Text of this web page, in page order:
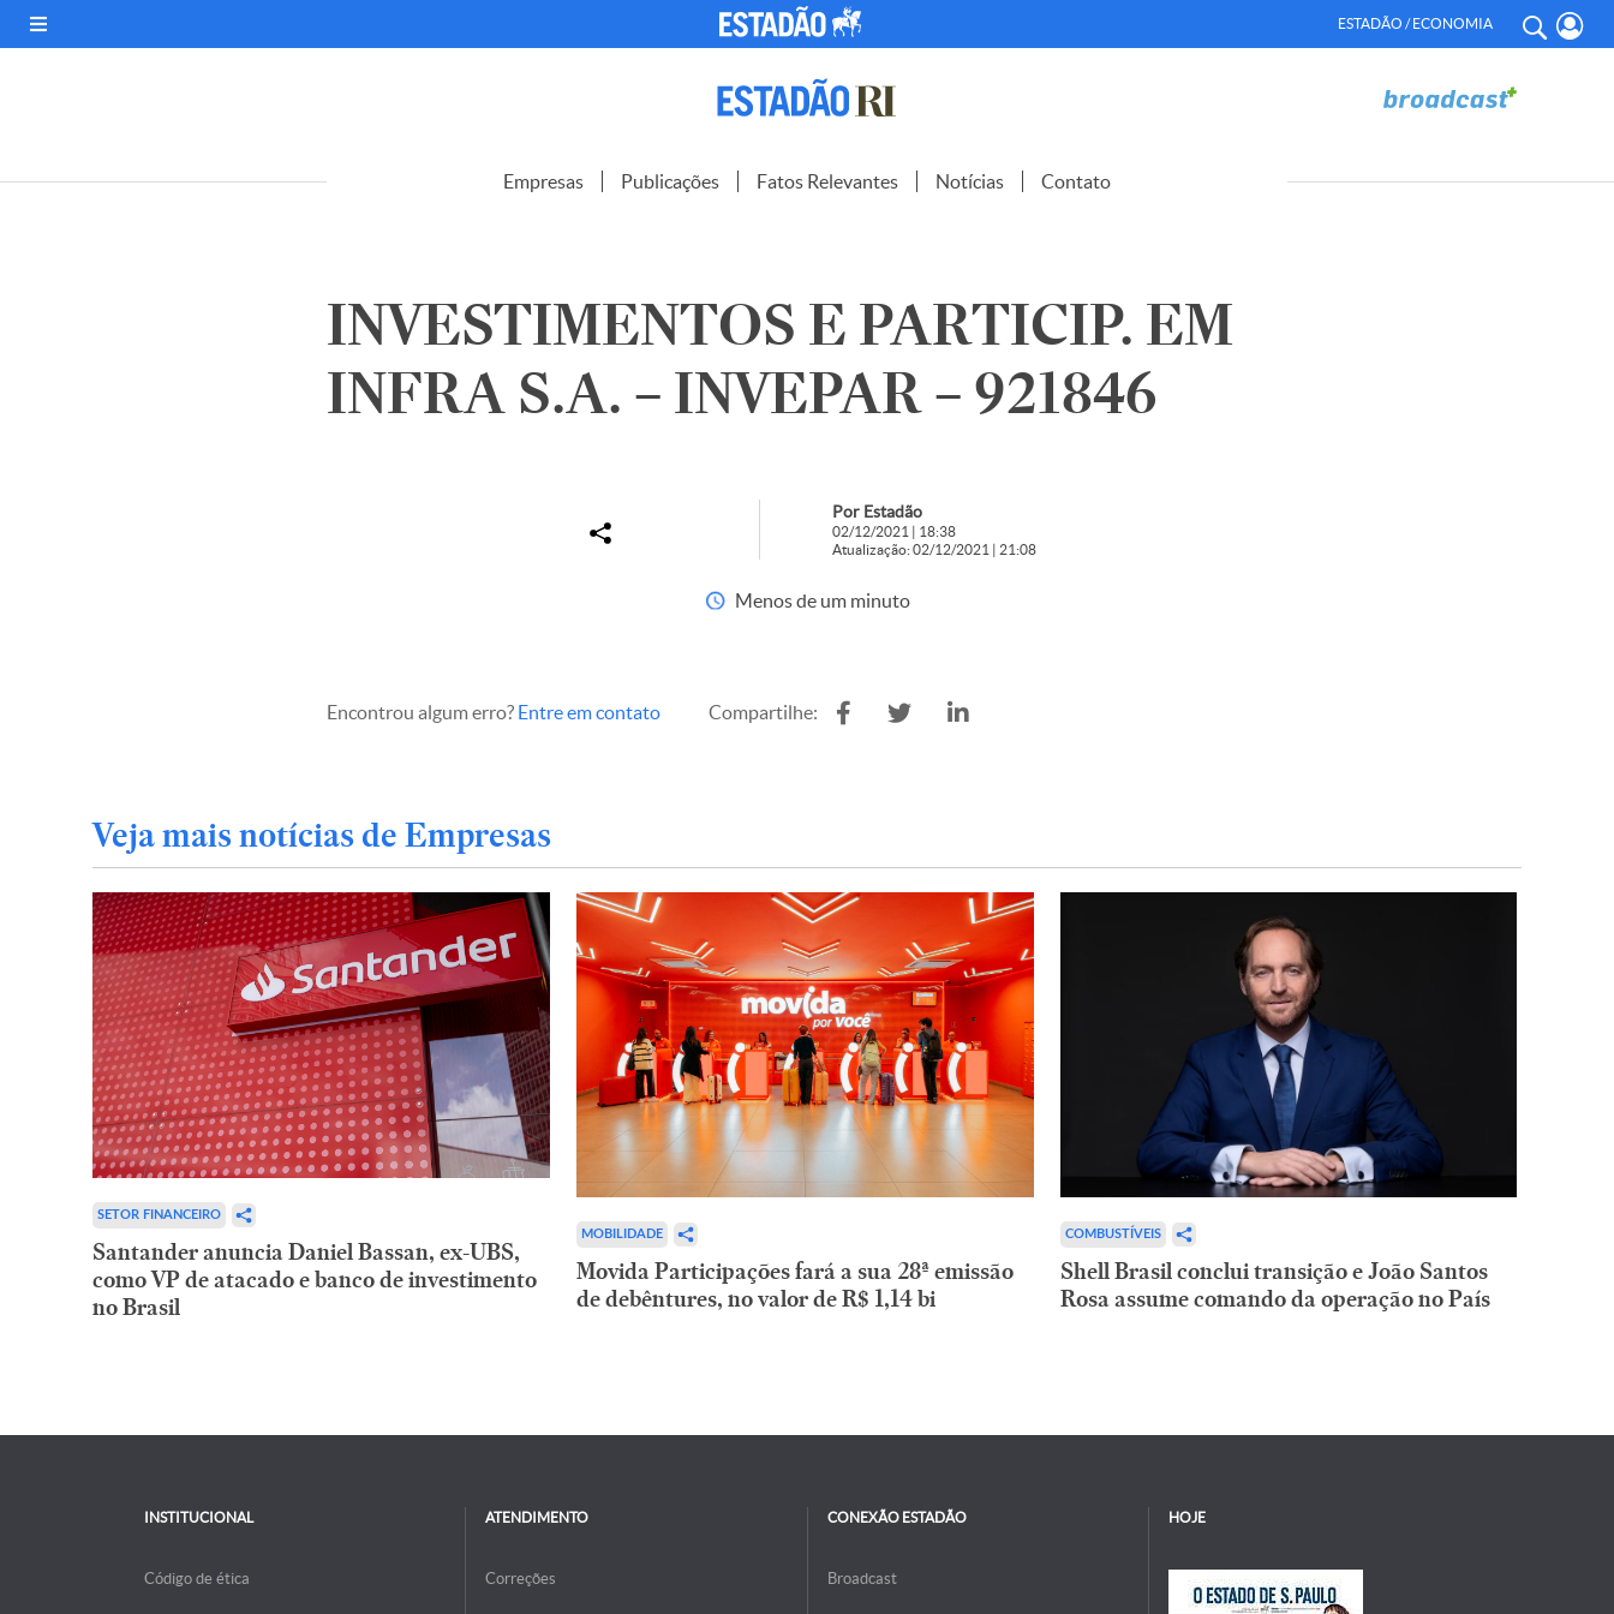
ESTADÃO / ECONOMIA
Empresas Publicações Fatos Relevantes Notícias Contato
INVESTIMENTOS E PARTICIP. EM
INFRA S.A. – INVEPAR – 921846
Por Estadão
02/12/2021 | 18:38
Atualização: 02/12/2021 | 21:08
Menos de um minuto
Encontrou algum erro? Entre em contato Compartilhe:
Veja mais notícias de Empresas
SETOR FINANCEIRO
Santander anuncia Daniel Bassan, ex-UBS,
como VP de atacado e banco de investimento
no Brasil
MOBILIDADE
Movida Participações fará a sua 28ª emissão
de debêntures, no valor de R$ 1,14 bi
COMBUSTÍVEIS
Shell Brasil conclui transição e João Santos
Rosa assume comando da operação no País
INSTITUCIONAL
Código de ética
ATENDIMENTO
Correções
CONEXÃO ESTADÃO
Broadcast
HOJE